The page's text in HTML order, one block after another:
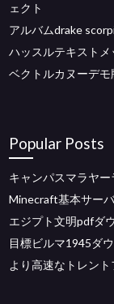
ェクト
アルバムdrake
ハッスルテキスト
ベクトルカヌーデ
Popular Posts
キャンパスマラヤ
Minecraft基本サー
エジプト文明pdfダ
目標ビルマ1945ダ
より高速なトレン